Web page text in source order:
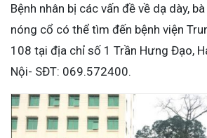
Bệnh nhân bị các vấn đề về dạ dày,
nóng cổ có thể tìm đến bệnh viện
108 tại địa chỉ số 1 Trần Hưng Đạo,
Nội- SĐT: 069.572400.